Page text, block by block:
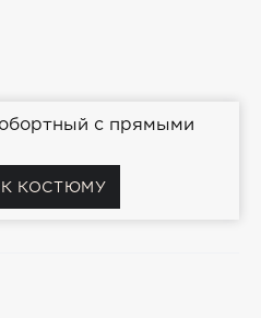
с прямыми
К КОСТЮМУ